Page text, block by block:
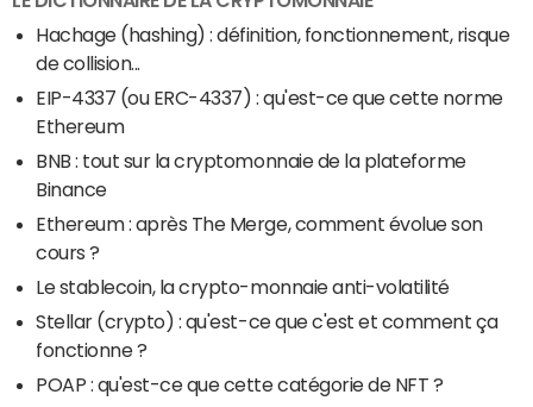
Hachage (hashing) : définition, fonctionnement, risque
de collision...
EIP-4337 (ou ERC-4337) : qu'est-ce que cette norme
Ethereum
BNB : tout sur la cryptomonnaie de la plateforme
Binance
Ethereum : après The Merge, comment évolue son
cours ?
Le stablecoin, la crypto-monnaie anti-volatilité
Stellar (crypto) : qu'est-ce que c'est et comment ça
fonctionne ?
POAP : qu'est-ce que cette catégorie de NFT ?